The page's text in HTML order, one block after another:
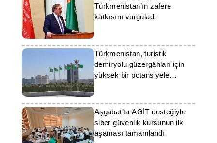
Türkmenistan’ın zafere
katkısını vurguladı
Türkmenistan, turistik
demiryolu güzergâhları için
yüksek bir potansiyele
sahiptir
Aşgabat’ta AGİT desteğiyle
siber güvenlik kursunun ilk
aşaması tamamlandı